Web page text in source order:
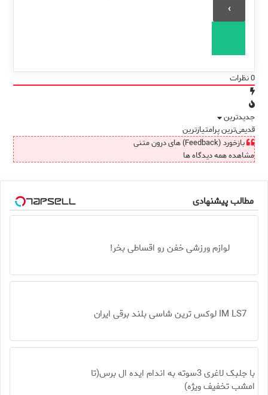
0نظرات
جدیدترین
قدیمی‌ترینپرامتیازترین
بازخورد (Feedback) های درون متنی
مشاهده همه دیدگاه ها
مطالب پیشنهادی
لوازم ورزشی خفن رو اقساطی بخر!
IM LS7 لوکس ترین شاسی بلند برقی ایران
با جلبک لاغری 3سوته به اندام ایده ال برس(تا
امشب تخفیف ویژه)